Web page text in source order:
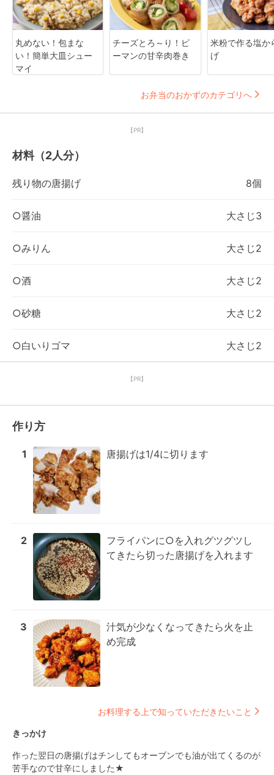
丸めない！包まな
い！簡単大皿シュー
マイ
チーズとろ～り！ピ
ーマンの甘辛肉巻き
米粉で作る塩か
げ
お弁当のおかずのカテゴリへ
【PR】
材料（2人分）
残り物の唐揚げ 8個
○醤油 大さじ3
○みりん 大さじ2
○酒 大さじ2
○砂糖 大さじ2
○白いりゴマ 大さじ2
【PR】
作り方
1 唐揚げは1/4に切ります
2
フライパンに○を入れグツグツし
てきたら切った唐揚げを入れます
3
汁気が少なくなってきたら火を止
め完成
お料理する上で知っていただきたいこと
きっかけ
作った翌日の唐揚げはチンしてもオーブンでも油が出てくるのが
苦手なので甘辛にしました★